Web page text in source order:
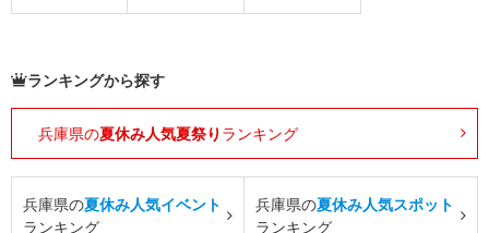
ランキングから探す
兵庫県の夏休み人気夏祭り ランキング
兵庫県の夏休み人気イベント
ランキング
兵庫県の夏休み人気スポット
ランキング